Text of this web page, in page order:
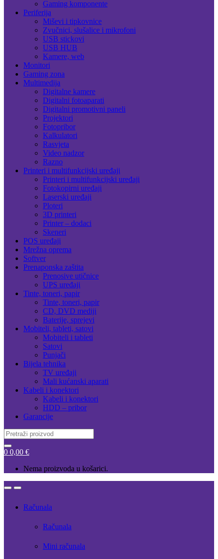
Gaming komponente
Periferija
Miševi i tipkovnice
Zvučnici, slušalice i mikrofoni
USB stickovi
USB HUB
Kamere, web
Monitori
Gaming zona
Multimedija
Digitalne kamere
Digitalni fotoaparati
Digitalni promotivni paneli
Projektori
Fotopribor
Kalkulatori
Rasvjeta
Video nadzor
Razno
Printeri i multifunkcijski uređaji
Printeri i multifunkcijski uređaji
Fotokopirni uređaji
Laserski uređaji
Ploteri
3D printeri
Printer – dodaci
Skeneri
POS uređaji
Mrežna oprema
Softver
Prenaponska zaštita
Prenosive utičnice
UPS uređaji
Tinte, toneri, papir
Tinte, toneri, papir
CD, DVD mediji
Baterije, sprejevi
Mobiteli, tableti, satovi
Mobiteli i tableti
Satovi
Punjači
Bijela tehnika
TV uređaji
Mali kućanski aparati
Kabeli i konektori
Kabeli i konektori
HDD – pribor
Garancije
Search
for:
0 0,00 €
Nema proizvoda u košarici.
OpenClose
Računala
Računala
Mini računala